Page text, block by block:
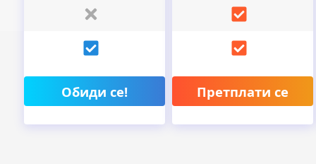
Обиди се! Претплати се